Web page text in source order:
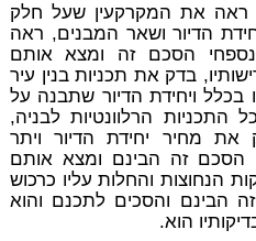
ראה את המקרקעין שעל חלק
הדיור ושאר המבנים, ראה
הסכם זה ומצא אותם
בדק את תכניות בנין עיר
בכלל ויחידת הדיור שתבנה על
הרלוונטיות לבניה,
את מחיר יחידת הדיור ויתר
הסכם זה הבינם ומצא אותם
הנחוצות והחלות עליו כרכוש
הבינם והסכים לתכנם והוא
הוא.